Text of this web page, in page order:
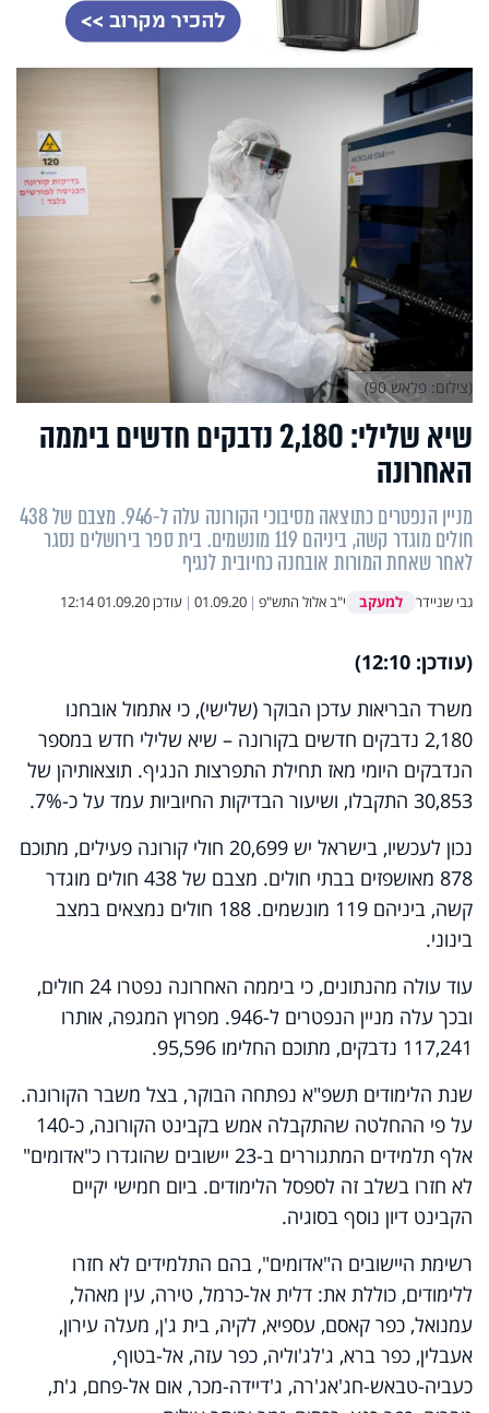
שיא שלילי: 2,180 נדבקים חדשים ביממה
האחרונה
מניין הנפטרים כתוצאה מסיבוכי הקורונה עלה ל-946. מצבם של 438
חולים מוגדר קשה, ביניהם 119 מונשמים. בית ספר בירושלים נסגר
לאחר שאחת המורות אובחנה כחיובית לנגיף
גבי שניידר למעקב י"ב אלול התש"פ |
01.09.20
| עודכן01.09.20 12:14
(צילום: פלאש 90)
(עודכן: 12:10)
משרד הבריאות עדכן הבוקר (שלישי), כי אתמול אובחנו
2,180 נדבקים חדשים בקורונה – שיא שלילי חדש במספר
הנדבקים היומי מאז תחילת התפרצות הנגיף. תוצאותיהן של
30,853 התקבלו, ושיעור הבדיקות החיוביות עמד על כ-7%.
נכון לעכשיו, בישראל יש 20,699 חולי קורונה פעילים, מתוכם
878 מאושפזים בבתי חולים. מצבם של 438 חולים מוגדר
קשה, ביניהם 119 מונשמים. 188 חולים נמצאים במצב
בינוני.
עוד עולה מהנתונים, כי ביממה האחרונה נפטרו 24 חולים,
ובכך עלה מניין הנפטרים ל-946. מפרוץ המגפה, אותרו
117,241 נדבקים, מתוכם החלימו 95,596.
שנת הלימודים תשפ"א נפתחה הבוקר, בצל משבר הקורונה.
על פי ההחלטה שהתקבלה אמש בקבינט הקורונה, כ-140
אלף תלמידים המתגוררים ב-23 יישובים שהוגדרו כ"אדומים"
לא חזרו בשלב זה לספסל הלימודים. ביום חמישי יקיים
הקבינט דיון נוסף בסוגיה.
רשימת היישובים ה"אדומים", בהם התלמידים לא חזרו
ללימודים, כוללת את: דלית אל-כרמל, טירה, עין מאהל,
עמנואל, כפר קאסם, עספיא, לקיה, בית ג'ן, מעלה עירון,
אעבלין, כפר ברא, ג'לג'וליה, כפר עזה, אל-בטוף,
כעביה-טבאש-חג'אג'רה, ג'דיידה-מכר, אום אל-פחם, ג'ת,